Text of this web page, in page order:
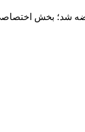
شد؛ بخش اختصاصی